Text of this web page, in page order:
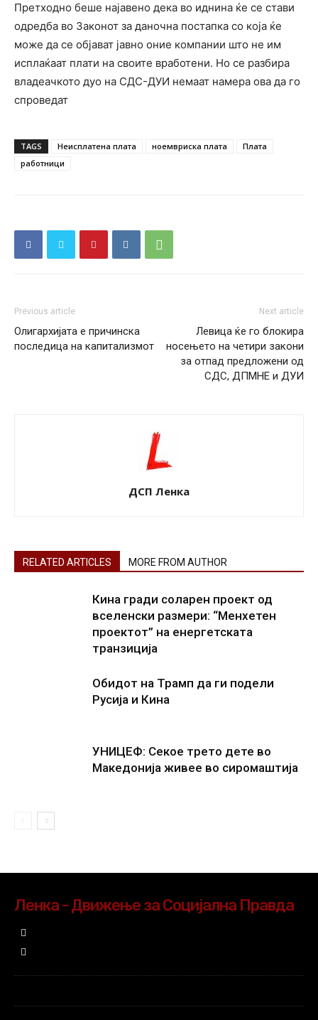
Претходно беше најавено дека во иднина ќе се стави
одредба во Законот за даночна постапка со која ќе
може да се објават јавно оние компании што не им
исплаќаат плати на своите вработени. Но се разбира
владеачкото дуо на СДС-ДУИ немаат намера ова да го
спроведат
TAGS Неисплатена плата ноемвриска плата
Плата
работници
Previous article
Олигархијата е причинска
последица на капитализмот
Next article
Левица ќе го блокира
носењето на четири закони
за отпад предложени од
СДС, ДПМНЕ и ДУИ
ДСП Ленка
RELATED ARTICLES MORE FROM AUTHOR
Кина гради соларен проект од
вселенски размери: “Менхетен
проектот” на енергетската
транзиција
Обидот на Трамп да ги подели
Русија и Кина
УНИЦЕФ: Секое трето дете во
Македонија живее во сиромаштија
Ленка - Движење за Социјална Правда